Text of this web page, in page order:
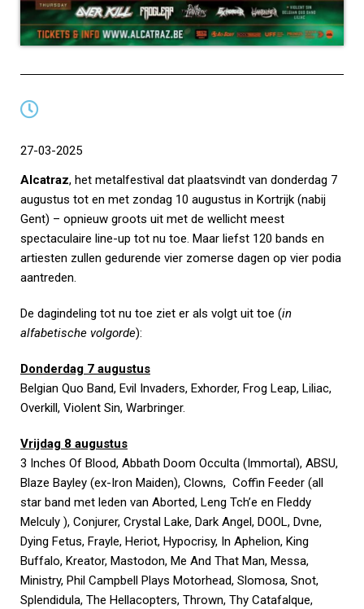
27-03-2025
Alcatraz, het metalfestival dat plaatsvindt van donderdag 7
augustus tot en met zondag 10 augustus in Kortrijk (nabij
Gent) – opnieuw groots uit met de wellicht meest
spectaculaire line-up tot nu toe. Maar liefst 120 bands en
artiesten zullen gedurende vier zomerse dagen op vier podia
aantreden.
De dagindeling tot nu toe ziet er als volgt uit toe (in
alfabetische volgorde):
Donderdag 7 augustus
Belgian Quo Band, Evil Invaders, Exhorder, Frog Leap, Liliac,
Overkill, Violent Sin, Warbringer.
Vrijdag 8 augustus
3 Inches Of Blood, Abbath Doom Occulta (Immortal), ABSU,
Blaze Bayley (ex-Iron Maiden), Clowns, Coffin Feeder (all
star band met leden van Aborted, Leng Tch’e en Fleddy
Melculy ), Conjurer, Crystal Lake, Dark Angel, DOOL, Dvne,
Dying Fetus, Frayle, Heriot, Hypocrisy, In Aphelion, King
Buffalo, Kreator, Mastodon, Me And That Man, Messa,
Ministry, Phil Campbell Plays Motorhead, Slomosa, Snot,
Splendidula, The Hellacopters, Thrown, Thy Catafalque,